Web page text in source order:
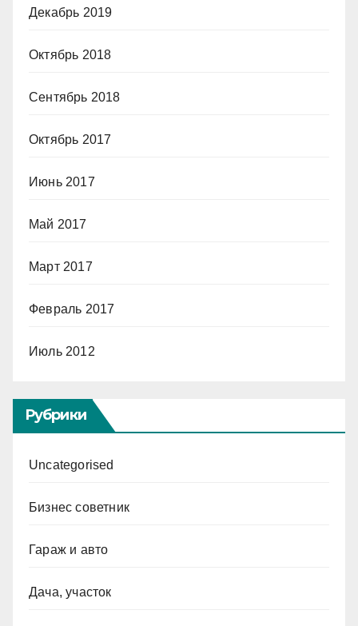
Декабрь 2019
Октябрь 2018
Сентябрь 2018
Октябрь 2017
Июнь 2017
Май 2017
Март 2017
Февраль 2017
Июль 2012
Рубрики
Uncategorised
Бизнес советник
Гараж и авто
Дача, участок